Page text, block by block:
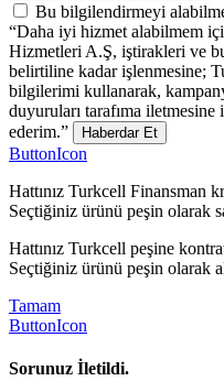
Bu bilgilendirmeyi
“Daha iyi hizmet alabilmem
Hizmetleri A.Ş, iştirakleri ve
belirtiline kadar işlenmesine;
bilgilerimi kullanarak,
duyuruları tarafıma
ederim.”
Haberdar Et
ButtonIcon
Hattınız Turkcell Finansman
Seçtiğiniz ürünü peşin olarak
Hattınız Turkcell peşine
Seçtiğiniz ürünü peşin olarak
Tamam
ButtonIcon
Sorunuz İletildi.